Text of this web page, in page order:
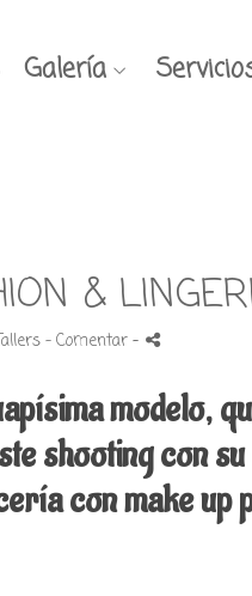
Galería
&
- Comentar-
modelo,
shooting con
con make